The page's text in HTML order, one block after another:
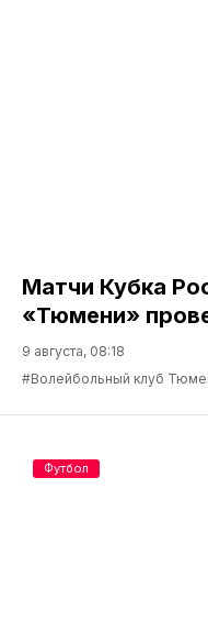
Матчи Кубка
«Тюмени»
9 августа, 08:18
#Волейбольный клуб
Футбол